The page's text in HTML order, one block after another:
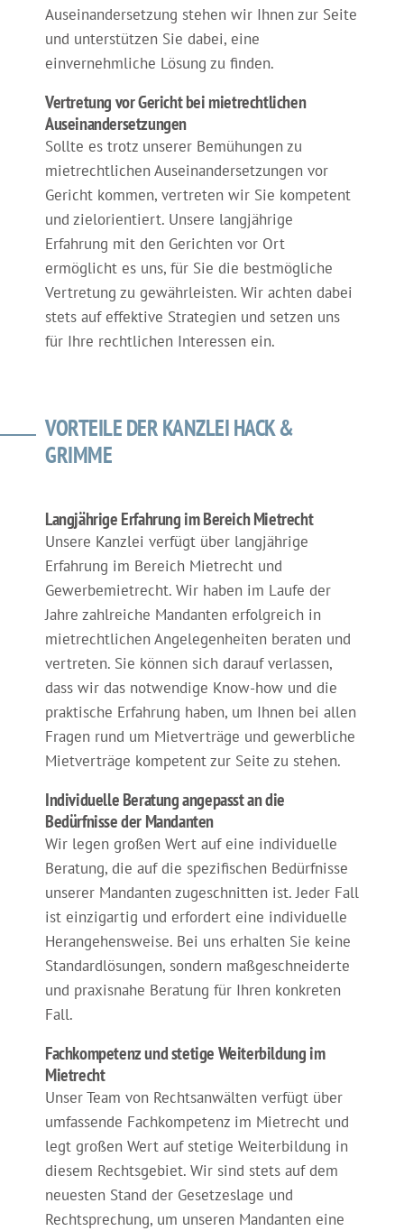
Auseinandersetzung stehen wir Ihnen zur Seite
und unterstützen Sie dabei, eine
einvernehmliche Lösung zu finden.
Vertretung vor Gericht bei mietrechtlichen
Auseinandersetzungen
Sollte es trotz unserer Bemühungen zu
mietrechtlichen Auseinandersetzungen vor
Gericht kommen, vertreten wir Sie kompetent
und zielorientiert. Unsere langjährige
Erfahrung mit den Gerichten vor Ort
ermöglicht es uns, für Sie die bestmögliche
Vertretung zu gewährleisten. Wir achten dabei
stets auf effektive Strategien und setzen uns
für Ihre rechtlichen Interessen ein.
VORTEILE DER KANZLEI HACK &
GRIMME
Langjährige Erfahrung im Bereich Mietrecht
Unsere Kanzlei verfügt über langjährige
Erfahrung im Bereich Mietrecht und
Gewerbemietrecht. Wir haben im Laufe der
Jahre zahlreiche Mandanten erfolgreich in
mietrechtlichen Angelegenheiten beraten und
vertreten. Sie können sich darauf verlassen,
dass wir das notwendige Know-how und die
praktische Erfahrung haben, um Ihnen bei allen
Fragen rund um Mietverträge und gewerbliche
Mietverträge kompetent zur Seite zu stehen.
Individuelle Beratung angepasst an die
Bedürfnisse der Mandanten
Wir legen großen Wert auf eine individuelle
Beratung, die auf die spezifischen Bedürfnisse
unserer Mandanten zugeschnitten ist. Jeder Fall
ist einzigartig und erfordert eine individuelle
Herangehensweise. Bei uns erhalten Sie keine
Standardlösungen, sondern maßgeschneiderte
und praxisnahe Beratung für Ihren konkreten
Fall.
Fachkompetenz und stetige Weiterbildung im
Mietrecht
Unser Team von Rechtsanwälten verfügt über
umfassende Fachkompetenz im Mietrecht und
legt großen Wert auf stetige Weiterbildung in
diesem Rechtsgebiet. Wir sind stets auf dem
neuesten Stand der Gesetzeslage und
Rechtsprechung, um unseren Mandanten eine